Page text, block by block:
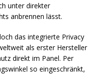
unter direkter
anbrennen lässt.
das integrierte Privacy
als erster Hersteller
direkt im Panel. Per
so eingeschränkt,